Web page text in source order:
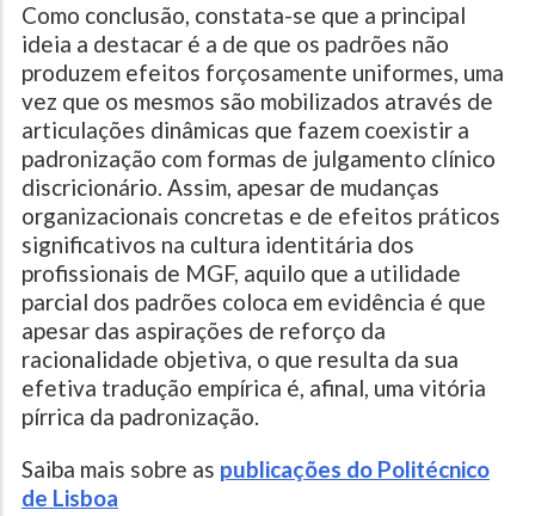
Como conclusão, constata-se que a principal
ideia a destacar é a de que os padrões não
produzem efeitos forçosamente uniformes, uma
vez que os mesmos são mobilizados através de
articulações dinâmicas que fazem coexistir a
padronização com formas de julgamento clínico
discricionário. Assim, apesar de mudanças
organizacionais concretas e de efeitos práticos
significativos na cultura identitária dos
profissionais de MGF, aquilo que a utilidade
parcial dos padrões coloca em evidência é que
apesar das aspirações de reforço da
racionalidade objetiva, o que resulta da sua
efetiva tradução empírica é, afinal, uma vitória
pírrica da padronização.
Saiba mais sobre as publicações do Politécnico
de Lisboa